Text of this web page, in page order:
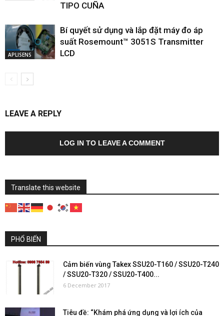
TIPO CUÑA
APLISENS
Bí quyết sử dụng và lắp đặt máy đo áp
suất Rosemount™ 3051S Transmitter
LCD
LEAVE A REPLY
LOG IN TO LEAVE A COMMENT
Translate this website
PHỔ BIẾN
Cảm biến vùng Takex SSU20-T160 / SSU20-T240
/ SSU20-T320 / SSU20-T400...
6 December 2017
Tiêu đề: “Khám phá ứng dụng và lợi ích của